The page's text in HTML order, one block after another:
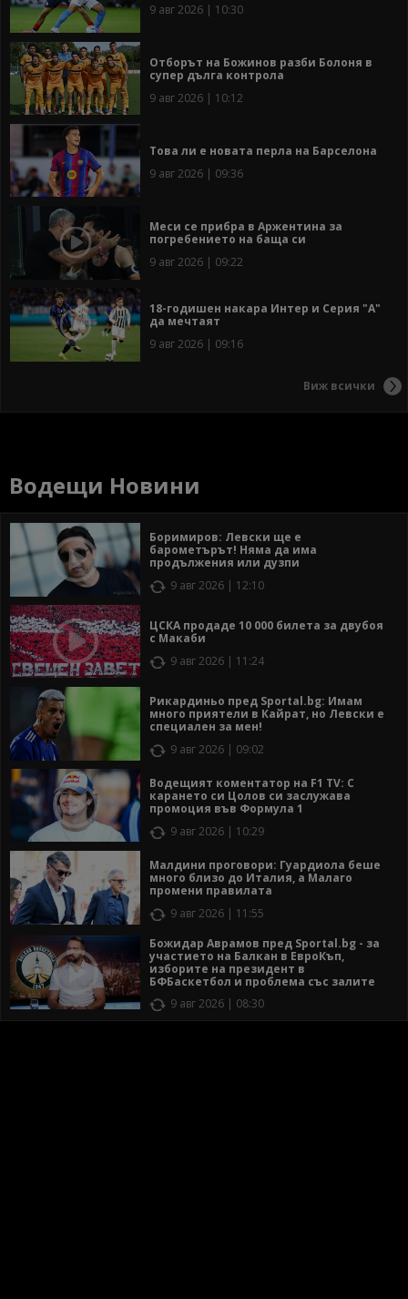
9 авг 2026 | 10:30
Отборът на Божинов разби Болоня в
супер дълга контрола
9 авг 2026 | 10:12
Това ли е новата перла на Барселона
9 авг 2026 | 09:36
Меси се прибра в Аржентина за
погребението на баща си
9 авг 2026 | 09:22
18-годишен накара Интер и Серия "А"
да мечтаят
9 авг 2026 | 09:16
Виж всички
Водещи Новини
Боримиров: Левски ще е
барометърът! Няма да има
продължения или дузпи
9 авг 2026 | 12:10
ЦСКА продаде 10 000 билета за двубоя
с Макаби
9 авг 2026 | 11:24
Рикардиньо пред Sportal.bg: Имам
много приятели в Кайрат, но Левски е
специален за мен!
9 авг 2026 | 09:02
Водещият коментатор на F1 TV: С
карането си Цолов си заслужава
промоция във Формула 1
9 авг 2026 | 10:29
Малдини проговори: Гуардиола беше
много близо до Италия, а Малаго
промени правилата
9 авг 2026 | 11:55
Божидар Аврамов пред Sportal.bg - за
участието на Балкан в ЕвроКъп,
изборите на президент в
БФБаскетбол и проблема със залите
9 авг 2026 | 08:30